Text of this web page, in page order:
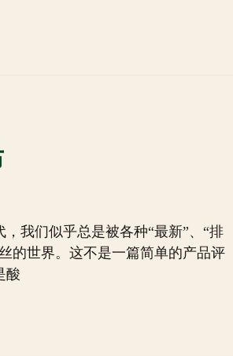
我们似乎总是被各种“最新”、“排
的世界。这不是一篇简单的产品评
酸